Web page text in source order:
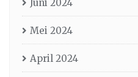
Juni 2024
Mei 2024
April 2024